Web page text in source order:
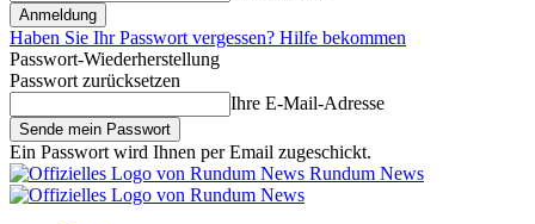
Haben Sie Ihr Passwort vergessen? Hilfe bekommen
Passwort-Wiederherstellung
Passwort zurücksetzen
Ihre E-Mail-Adresse
Ein Passwort wird Ihnen per Email zugeschickt.
Rundum News